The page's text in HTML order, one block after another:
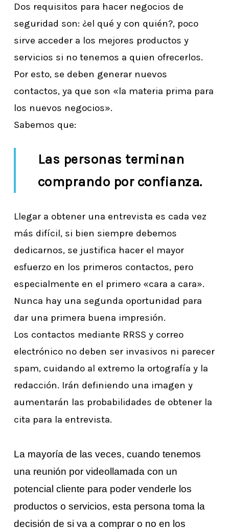
Dos requisitos para hacer negocios de
seguridad son: ¿el qué y con quién?, poco
sirve acceder a los mejores productos y
servicios si no tenemos a quien ofrecerlos.
Por esto, se deben generar nuevos
contactos, ya que son «la materia prima para
los nuevos negocios».
Sabemos que:
Las personas terminan
comprando por confianza.
Llegar a obtener una entrevista es cada vez
más difícil, si bien siempre debemos
dedicarnos, se justifica hacer el mayor
esfuerzo en los primeros contactos, pero
especialmente en el primero «cara a cara».
Nunca hay una segunda oportunidad para
dar una primera buena impresión.
Los contactos mediante RRSS y correo
electrónico no deben ser invasivos ni parecer
spam, cuidando al extremo la ortografía y la
redacción. Irán definiendo una imagen y
aumentarán las probabilidades de obtener la
cita para la entrevista.
La mayoría de las veces, cuando tenemos
una reunión por videollamada con un
potencial cliente para poder venderle los
productos o servicios, esta persona toma la
decisión de si va a comprar o no en los